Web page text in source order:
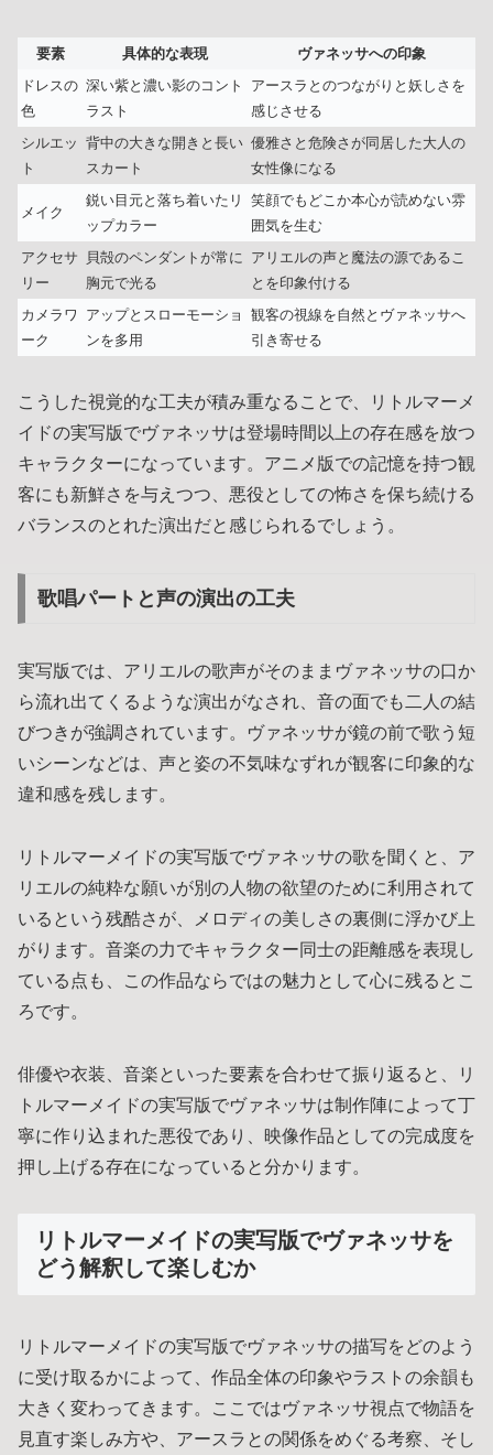
要素 具体的な表現
ヴァネッサへの印象
ドレスの
色
深い紫と濃い影のコント
ラスト
アースラとのつながりと妖しさを
感じさせる
シルエッ
ト
背中の大きな開きと長い
スカート
優雅さと危険さが同居した大人の
女性像になる
メイク
鋭い目元と落ち着いたリ
ップカラー
笑顔でもどこか本心が読めない雰
囲気を生む
アクセサ
リー
貝殻のペンダントが常に
胸元で光る
アリエルの声と魔法の源であるこ
とを印象付ける
カメラワ
ーク
アップとスローモーショ
ンを多用
観客の視線を自然とヴァネッサへ
引き寄せる
こうした視覚的な工夫が積み重なることで、リトルマーメ
イドの実写版でヴァネッサは登場時間以上の存在感を放つ
キャラクターになっています。アニメ版での記憶を持つ観
客にも新鮮さを与えつつ、悪役としての怖さを保ち続ける
バランスのとれた演出だと感じられるでしょう。
歌唱パートと声の演出の工夫
実写版では、アリエルの歌声がそのままヴァネッサの口か
ら流れ出てくるような演出がなされ、音の面でも二人の結
びつきが強調されています。ヴァネッサが鏡の前で歌う短
いシーンなどは、声と姿の不気味なずれが観客に印象的な
違和感を残します。
リトルマーメイドの実写版でヴァネッサの歌を聞くと、ア
リエルの純粋な願いが別の人物の欲望のために利用されて
いるという残酷さが、メロディの美しさの裏側に浮かび上
がります。音楽の力でキャラクター同士の距離感を表現し
ている点も、この作品ならではの魅力として心に残るとこ
ろです。
俳優や衣装、音楽といった要素を合わせて振り返ると、リ
トルマーメイドの実写版でヴァネッサは制作陣によって丁
寧に作り込まれた悪役であり、映像作品としての完成度を
押し上げる存在になっていると分かります。
リトルマーメイドの実写版でヴァネッサを
どう解釈して楽しむか
リトルマーメイドの実写版でヴァネッサの描写をどのよう
に受け取るかによって、作品全体の印象やラストの余韻も
大きく変わってきます。ここではヴァネッサ視点で物語を
見直す楽しみ方や、アースラとの関係をめぐる考察、そし